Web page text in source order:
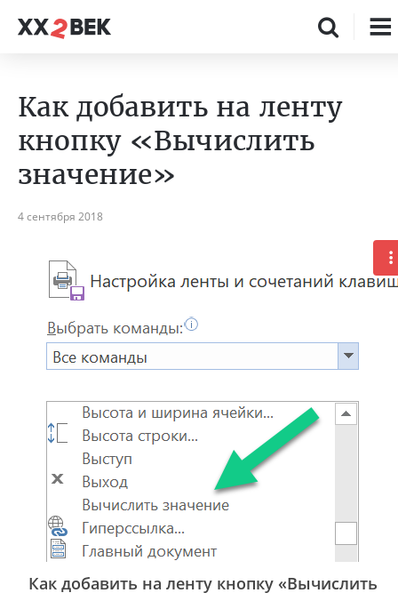
Как добавить на ленту
кнопку «Вычислить
значение»
4 сентября 2018
Как добавить на ленту кнопку «Вычислить